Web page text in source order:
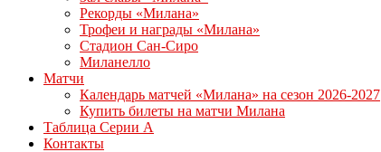
Рекорды «Милана»
Трофеи и награды «Милана»
Стадион Сан-Сиро
Миланелло
Матчи
Календарь матчей «Милана» на сезон 2026-2027
Купить билеты на матчи Милана
Таблица Серии А
Контакты